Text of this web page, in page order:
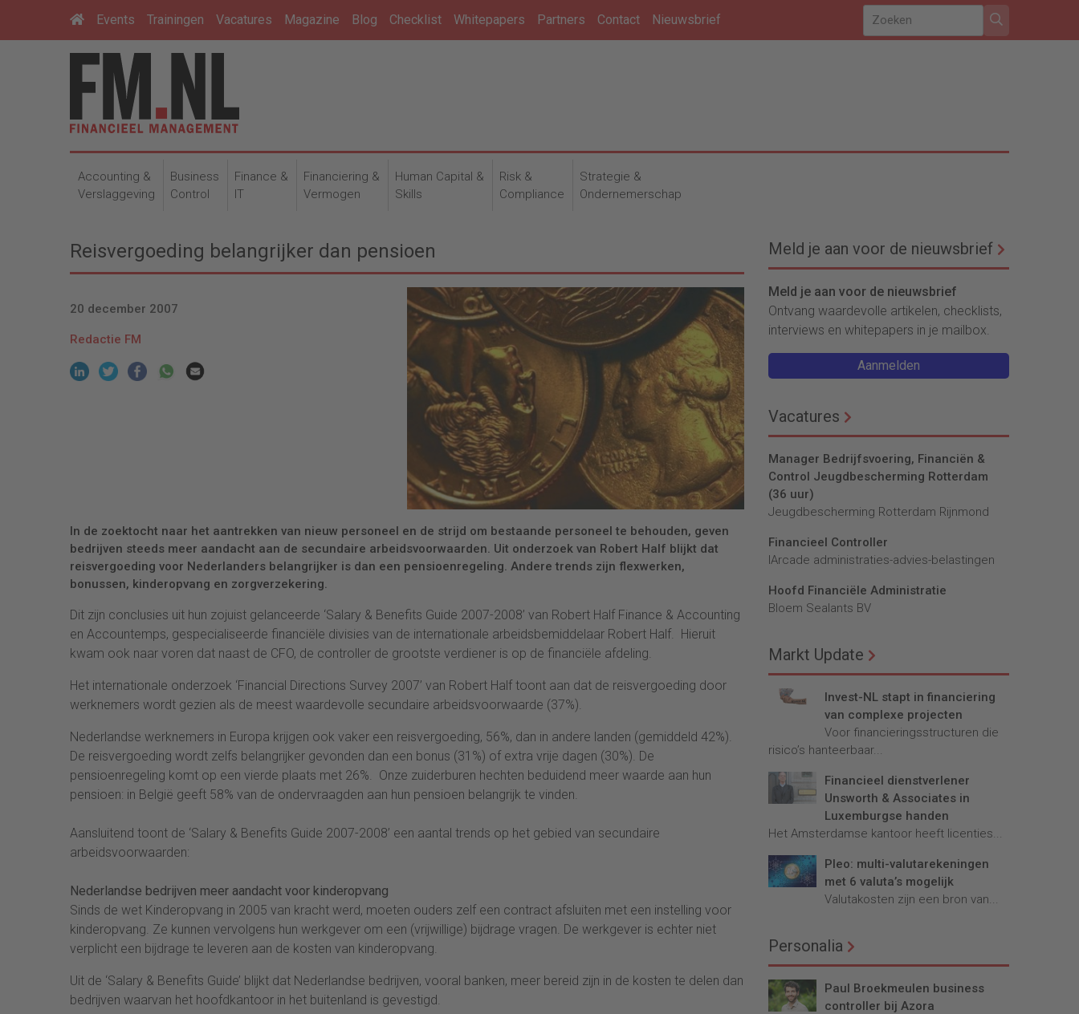
Events Trainingen Vacatures Magazine Blog Checklist Whitepapers Partners Contact Nieuwsbrief
Accounting &
Verslaggeving
Business
Control
Finance &
IT
Financiering &
Vermogen
Human Capital &
Skills
Risk &
Compliance
Strategie &
Ondernemerschap
Reisvergoeding belangrijker dan pensioen
20 december 2007
Redactie FM
In de zoektocht naar het aantrekken van nieuw personeel en de strijd om bestaande personeel te behouden, geven
bedrijven steeds meer aandacht aan de secundaire arbeidsvoorwaarden. Uit onderzoek van Robert Half blijkt dat
reisvergoeding voor Nederlanders belangrijker is dan een pensioenregeling. Andere trends zijn flexwerken,
bonussen, kinderopvang en zorgverzekering.
Dit zijn conclusies uit hun zojuist gelanceerde ‘Salary & Benefits Guide 2007-2008’ van Robert Half Finance & Accounting
en Accountemps, gespecialiseerde financiële divisies van de internationale arbeidsbemiddelaar Robert Half. Hieruit
kwam ook naar voren dat naast de CFO, de controller de grootste verdiener is op de financiële afdeling.
Het internationale onderzoek ‘Financial Directions Survey 2007’ van Robert Half toont aan dat de reisvergoeding door
werknemers wordt gezien als de meest waardevolle secundaire arbeidsvoorwaarde (37%).
Nederlandse werknemers in Europa krijgen ook vaker een reisvergoeding, 56%, dan in andere landen (gemiddeld 42%).
De reisvergoeding wordt zelfs belangrijker gevonden dan een bonus (31%) of extra vrije dagen (30%). De
pensioenregeling komt op een vierde plaats met 26%. Onze zuiderburen hechten beduidend meer waarde aan hun
pensioen: in België geeft 58% van de ondervraagden aan hun pensioen belangrijk te vinden.
Aansluitend toont de ‘Salary & Benefits Guide 2007-2008’ een aantal trends op het gebied van secundaire
arbeidsvoorwaarden:
Nederlandse bedrijven meer aandacht voor kinderopvang
Sinds de wet Kinderopvang in 2005 van kracht werd, moeten ouders zelf een contract afsluiten met een instelling voor
kinderopvang. Ze kunnen vervolgens hun werkgever om een (vrijwillige) bijdrage vragen. De werkgever is echter niet
verplicht een bijdrage te leveren aan de kosten van kinderopvang.
Uit de ‘Salary & Benefits Guide’ blijkt dat Nederlandse bedrijven, vooral banken, meer bereid zijn in de kosten te delen dan
bedrijven waarvan het hoofdkantoor in het buitenland is gevestigd.
Meld je aan voor de nieuwsbrief
Meld je aan voor de nieuwsbrief
Ontvang waardevolle artikelen, checklists,
interviews en whitepapers in je mailbox.
Aanmelden
Vacatures
Manager Bedrijfsvoering, Financiën &
Control Jeugdbescherming Rotterdam
(36 uur)
Jeugdbescherming Rotterdam Rijnmond
Financieel Controller
lArcade administraties-advies-belastingen
Hoofd Financiële Administratie
Bloem Sealants BV
Markt Update
Invest-NL stapt in financiering
van complexe projecten
Voor financieringsstructuren die
risico’s hanteerbaar...
Financieel dienstverlener
Unsworth & Associates in
Luxemburgse handen
Het Amsterdamse kantoor heeft licenties...
Pleo: multi-valutarekeningen
met 6 valuta’s mogelijk
Valutakosten zijn een bron van...
Personalia
Paul Broekmeulen business
controller bij Azora